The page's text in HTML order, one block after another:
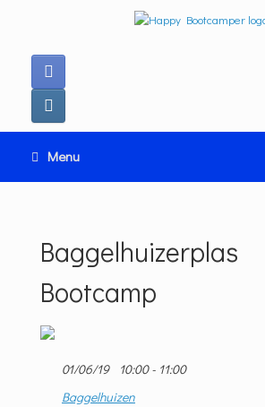
inhoud
Menu
Baggelhuizerplas
Bootcamp
01/06/19
10:00 - 11:00
Baggelhuizen